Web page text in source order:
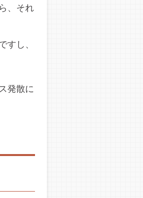
、それ
すし、
発散に